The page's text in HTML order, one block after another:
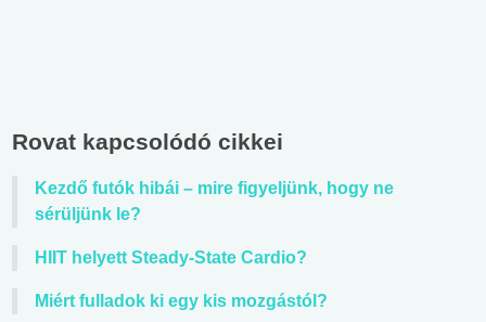
Rovat kapcsolódó cikkei
Kezdő futók hibái – mire figyeljünk, hogy ne
sérüljünk le?
HIIT helyett Steady-State Cardio?
Miért fulladok ki egy kis mozgástól?